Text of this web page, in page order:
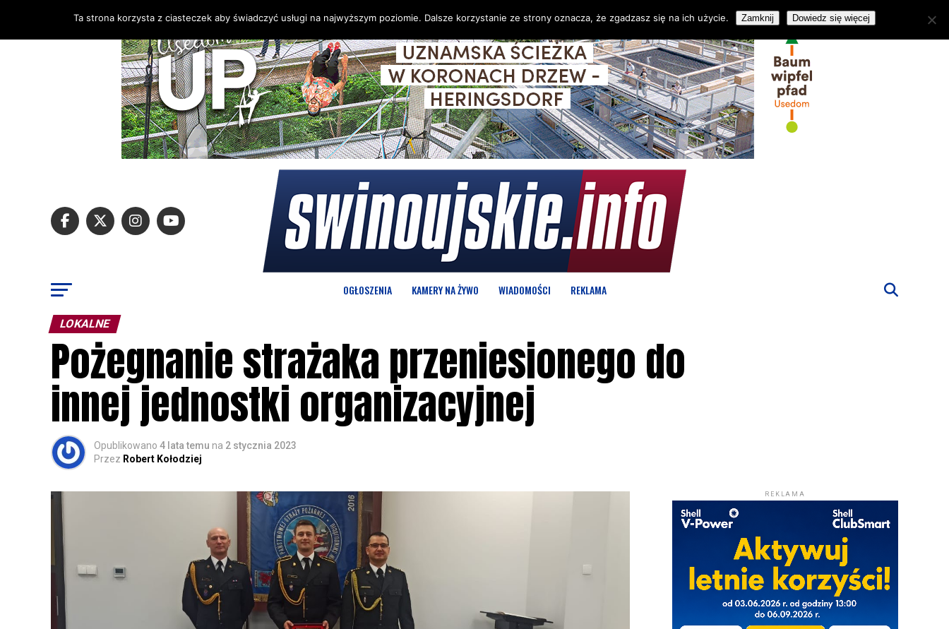
OGŁOSZENIA KAMERY NA ŻYWO WIADOMOŚCI REKLAMA
LOKALNE
Pożegnanie strażaka przeniesionego do
innej jednostki organizacyjnej
Opublikowano 4 lata temu na 2 stycznia 2023
Przez Robert Kołodziej
REKLAMA
Ta strona korzysta z ciasteczek aby świadczyć usługi na najwyższym poziomie. Dalsze korzystanie ze strony oznacza, że zgadzasz się na ich użycie. Zamknij Dowiedz się więcej